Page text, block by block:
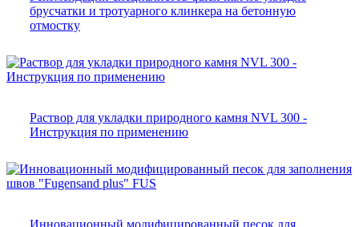
брусчатки и тротуарного клинкера на бетонную
отмостку
Раствор для укладки природного камня NVL 300 -
Инструкция по применению
Инновационный модифицированный песок для